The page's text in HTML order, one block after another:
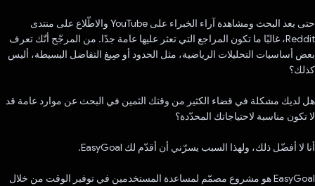
حتى بعد البحث ومشاهدة آراء الخبراء على YouTube والاطّلاع على منتدى
Reddit، غالبًا ما تكون المراجع التي تعثر عليها عامة جدًا. من المرجّح أنّك تعرف
بعض أساسيات التحليلات الرياضية، مثل الحدود أو صِيغ التفاضل البسيطة، أليس
كذلك؟
هل لديك مشكلة في قضاء الكثير من وقتك الثمين في البحث عن موارد عامة قد
لا تكون مناسبة لاحتياجاتك المحدّدة؟
أنا لا أفضّل ذلك، ولهذا السبب يسرّني أن أقدّم لك EasyGoal.
EasyGoal هو مشروع مصمّم لمساعدة المستخدمين في توفير الوقت من خلال